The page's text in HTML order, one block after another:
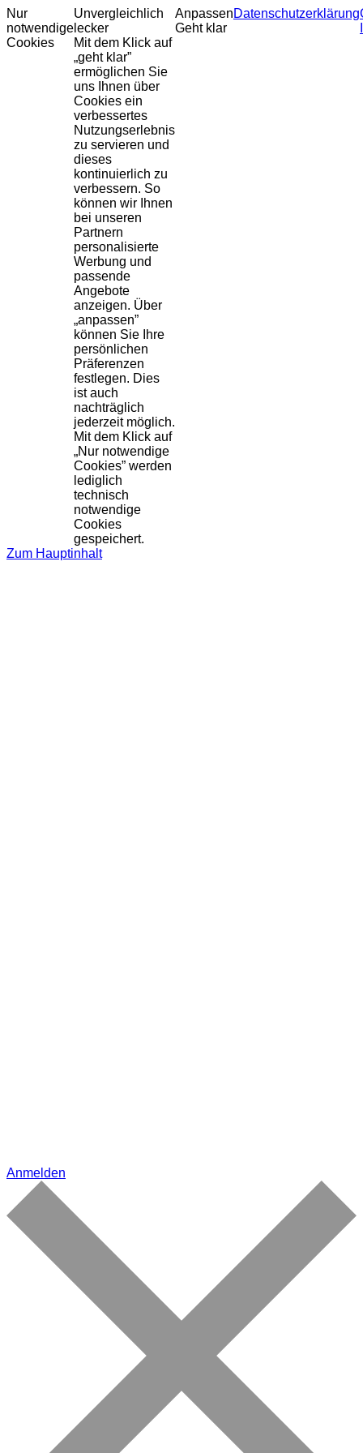
Nur
notwendige
Cookies
Unvergleichlich
lecker
Mit dem Klick auf
„geht klar”
ermöglichen Sie
uns Ihnen über
Cookies ein
verbessertes
Nutzungserlebnis
zu servieren und
dieses
kontinuierlich zu
verbessern. So
können wir Ihnen
bei unseren
Partnern
personalisierte
Werbung und
passende
Angebote
anzeigen. Über
„anpassen”
können Sie Ihre
persönlichen
Präferenzen
festlegen. Dies
ist auch
nachträglich
jederzeit möglich.
Mit dem Klick auf
„Nur notwendige
Cookies” werden
lediglich
technisch
notwendige
Cookies
gespeichert.
Anpassen
Geht klar
Datenschutzerklärung
Zum Hauptinhalt
Anmelden